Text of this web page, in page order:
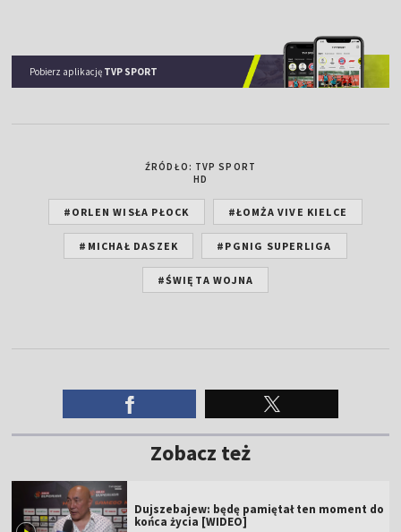
Pobierz aplikację TVP SPORT
ŹRÓDŁO: TVP SPORT
HD
#ORLEN WISŁA PŁOCK #ŁOMŻA VIVE KIELCE
#MICHAŁ DASZEK #PGNIG SUPERLIGA
#ŚWIĘTA WOJNA
Zobacz też
Dujszebajew: będę pamiętał ten moment do
końca życia [WIDEO]